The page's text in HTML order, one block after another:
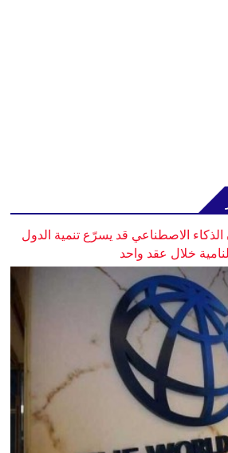
الذكاء الاصطناعي قد يسرّع تنمية الدول
النامية خلال عقد واحد